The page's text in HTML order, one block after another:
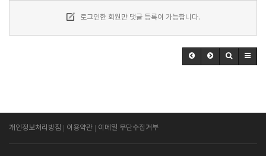
로그인한 회원만 댓글 등록이 가능합니다.
개인정보처리방침 이용약관 이메일 무단수집거부